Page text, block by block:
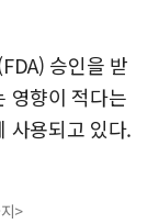
승인을 받
영향이 적다는
사용되고 있다.
>